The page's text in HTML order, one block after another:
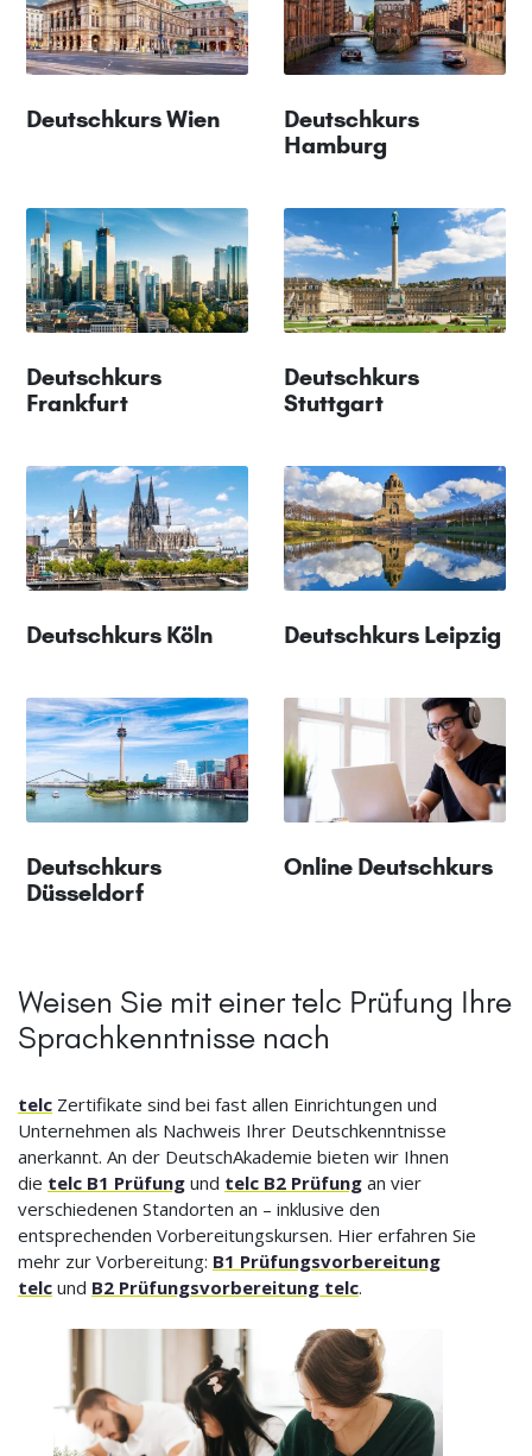
Deutschkurs Wien
Deutschkurs
Hamburg
Deutschkurs
Frankfurt
Deutschkurs
Stuttgart
Deutschkurs Köln Deutschkurs Leipzig
Deutschkurs
Düsseldorf
Online Deutschkurs
Weisen Sie mit einer telc Prüfung Ihre
Sprachkenntnisse nach
telc Zertifikate sind bei fast allen Einrichtungen und
Unternehmen als Nachweis Ihrer Deutschkenntnisse
anerkannt. An der DeutschAkademie bieten wir Ihnen
die telc B1 Prüfung und telc B2 Prüfung an vier
verschiedenen Standorten an – inklusive den
entsprechenden Vorbereitungskursen. Hier erfahren Sie
mehr zur Vorbereitung: B1 Prüfungsvorbereitung
telc und B2 Prüfungsvorbereitung telc.